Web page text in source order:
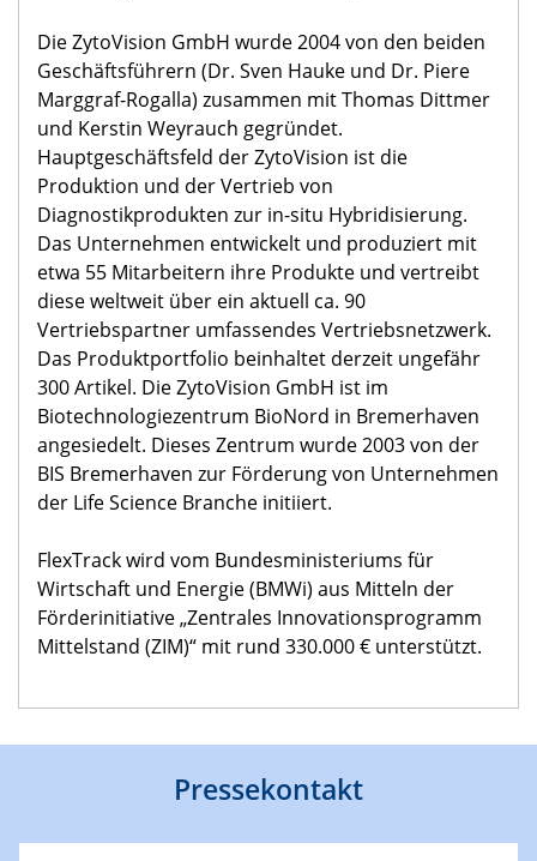
Die ZytoVision GmbH wurde 2004 von den beiden
Geschäftsführern (Dr. Sven Hauke und Dr. Piere
Marggraf-Rogalla) zusammen mit Thomas Dittmer
und Kerstin Weyrauch gegründet.
Hauptgeschäftsfeld der ZytoVision ist die
Produktion und der Vertrieb von
Diagnostikprodukten zur in-situ Hybridisierung.
Das Unternehmen entwickelt und produziert mit
etwa 55 Mitarbeitern ihre Produkte und vertreibt
diese weltweit über ein aktuell ca. 90
Vertriebspartner umfassendes Vertriebsnetzwerk.
Das Produktportfolio beinhaltet derzeit ungefähr
300 Artikel. Die ZytoVision GmbH ist im
Biotechnologiezentrum BioNord in Bremerhaven
angesiedelt. Dieses Zentrum wurde 2003 von der
BIS Bremerhaven zur Förderung von Unternehmen
der Life Science Branche initiiert.
FlexTrack wird vom Bundesministeriums für
Wirtschaft und Energie (BMWi) aus Mitteln der
Förderinitiative „Zentrales Innovationsprogramm
Mittelstand (ZIM)“ mit rund 330.000 € unterstützt.
Pressekontakt